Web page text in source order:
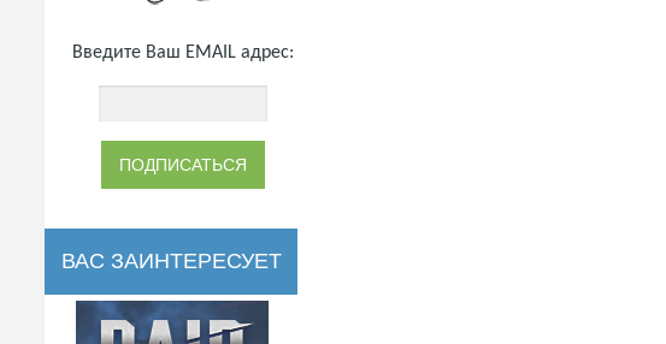
Введите Ваш EMAIL адрес:
ВАС ЗАИНТЕРЕСУЕТ